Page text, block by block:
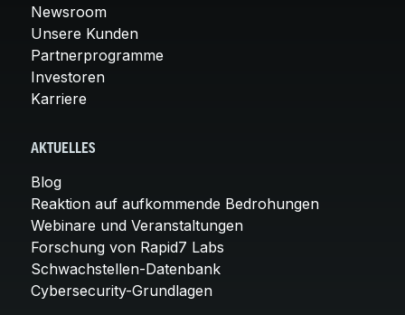
Newsroom
Unsere Kunden
Partnerprogramme
Investoren
Karriere
AKTUELLES
Blog
Reaktion auf aufkommende Bedrohungen
Webinare und Veranstaltungen
Forschung von Rapid7 Labs
Schwachstellen-Datenbank
Cybersecurity-Grundlagen